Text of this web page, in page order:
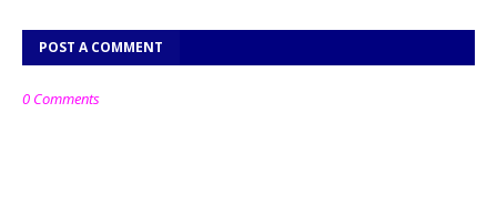
POST A COMMENT
0 Comments